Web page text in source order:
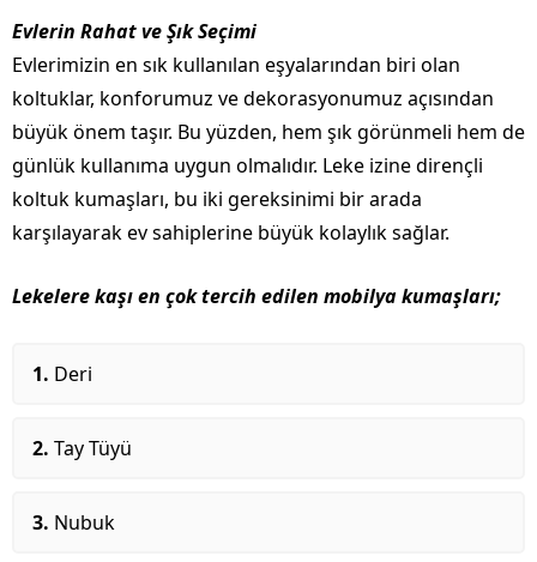
Evlerin Rahat ve Şık Seçimi
Evlerimizin en sık kullanılan eşyalarından biri olan
koltuklar, konforumuz ve dekorasyonumuz açısından
büyük önem taşır. Bu yüzden, hem şık görünmeli hem de
günlük kullanıma uygun olmalıdır. Leke izine dirençli
koltuk kumaşları, bu iki gereksinimi bir arada
karşılayarak ev sahiplerine büyük kolaylık sağlar.
Lekelere kaşı en çok tercih edilen mobilya kumaşları;
Deri
Tay Tüyü
Nubuk